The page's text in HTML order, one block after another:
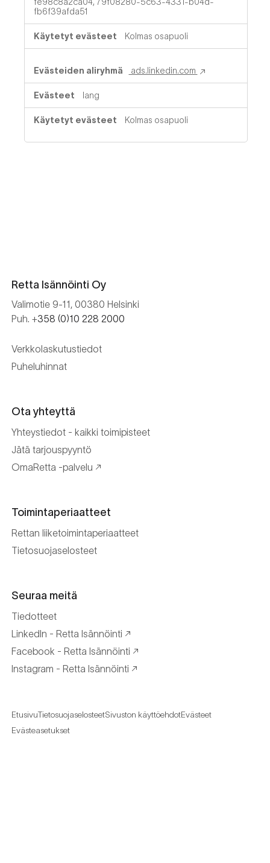
fb6f39afda51
Kolmas osapuoli
ads.linkedin.com
lang
Kolmas osapuoli
Retta Isännöinti Oy
Valimotie 9-11, 00380 Helsinki
Puh. +358 (0)10 228 2000
Verkkolaskutustiedot
Puheluhinnat
Ota yhteyttä
Yhteystiedot - kaikki toimipisteet
Jätä tarjouspyyntö
OmaRetta -palvelu
Toimintaperiaatteet
Rettan liiketoimintaperiaatteet
Tietosuojaselosteet
Seuraa meitä
Tiedotteet
LinkedIn - Retta Isännöinti
Facebook - Retta Isännöinti
Instagram - Retta Isännöinti
EtusivuTietosuojaselosteetSivuston käyttöehdotEvästeet
Evästeasetukset